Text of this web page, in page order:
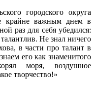
городского округа
крайне важным днем в
раз для себя убедился:
Не знал ничего
в части про талант в
его как знаменитого
моря, воздушное
творчество!»